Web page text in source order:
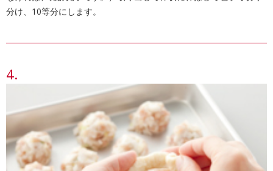
分け、10等分にします。